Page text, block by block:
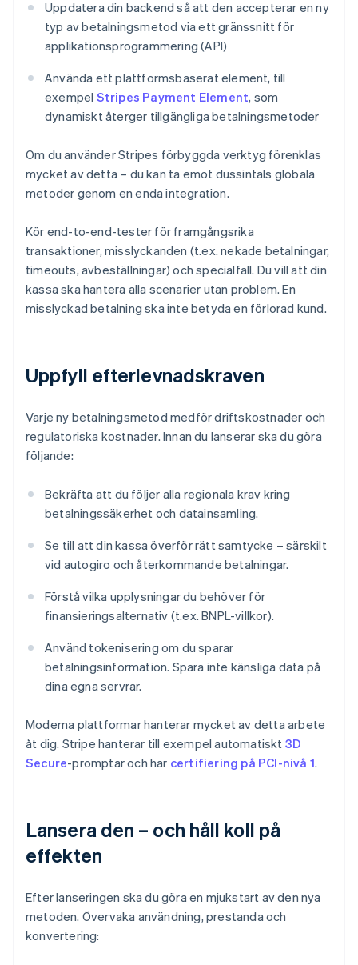
Uppdatera din backend så att den accepterar en ny
typ av betalningsmetod via ett gränssnitt för
applikationsprogrammering (API)
Använda ett plattformsbaserat element, till
exempel Stripes Payment Element, som
dynamiskt återger tillgängliga betalningsmetoder
Om du använder Stripes förbyggda verktyg förenklas
mycket av detta – du kan ta emot dussintals globala
metoder genom en enda integration.
Kör end-to-end-tester för framgångsrika
transaktioner, misslyckanden (t.ex. nekade betalningar,
timeouts, avbeställningar) och specialfall. Du vill att din
kassa ska hantera alla scenarier utan problem. En
misslyckad betalning ska inte betyda en förlorad kund.
Uppfyll efterlevnadskraven
Varje ny betalningsmetod medför driftskostnader och
regulatoriska kostnader. Innan du lanserar ska du göra
följande:
Bekräfta att du följer alla regionala krav kring
betalningssäkerhet och datainsamling.
Se till att din kassa överför rätt samtycke – särskilt
vid autogiro och återkommande betalningar.
Förstå vilka upplysningar du behöver för
finansieringsalternativ (t.ex. BNPL-villkor).
Använd tokenisering om du sparar
betalningsinformation. Spara inte känsliga data på
dina egna servrar.
Moderna plattformar hanterar mycket av detta arbete
åt dig. Stripe hanterar till exempel automatiskt 3D
Secure-promptar och har certifiering på PCI-nivå 1.
Lansera den – och håll koll på
effekten
Efter lanseringen ska du göra en mjukstart av den nya
metoden. Övervaka användning, prestanda och
konvertering: